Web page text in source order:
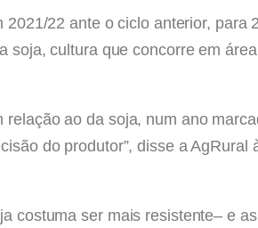
22 ante o ciclo anterior, para
soja, cultura que concorre em
ao da soja, num ano
do produtor”, disse a AgRural
costuma ser mais resistente– e as